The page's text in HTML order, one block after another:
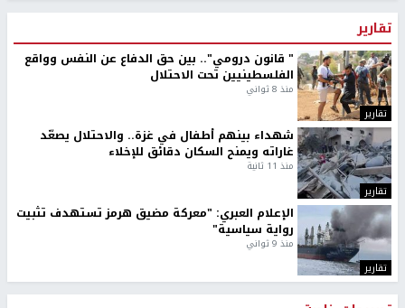
تقارير
تقارير
" قانون درومي".. بين حق الدفاع عن النفس وواقع
الفلسطينيين تحت الاحتلال
منذ 8 ثواني
تقارير
شهداء بينهم أطفال في غزة.. والاحتلال يصعّد
غاراته ويمنح السكان دقائق للإخلاء
منذ 11 ثانية
تقارير
الإعلام العبري: "معركة مضيق هرمز تستهدف تثبيت
رواية سياسية"
منذ 9 ثواني